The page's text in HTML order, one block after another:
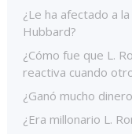
¿Le ha afectado a
Hubbard?
¿Cómo fue que L.
reactiva cuando
¿Ganó mucho
¿Era millonario L.